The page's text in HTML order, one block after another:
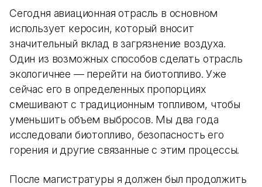
Сегодня авиационная отрасль в основном
использует керосин, который вносит
значительный вклад в загрязнение воздуха.
Один из возможных способов сделать отрасль
экологичнее — перейти на биотопливо. Уже
сейчас его в определенных пропорциях
смешивают с традиционным топливом, чтобы
уменьшить объем выбросов. Мы два года
исследовали биотопливо, безопасность его
горения и другие связанные с этим процессы.
После магистратуры я должен был продолжить